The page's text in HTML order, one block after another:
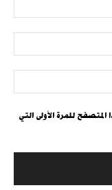
للمرة الأولى التي